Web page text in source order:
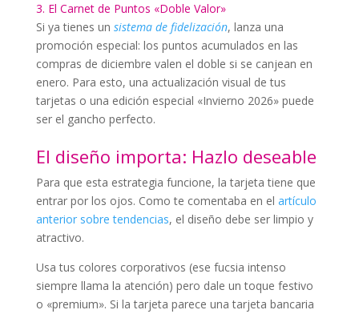
3. El Carnet de Puntos «Doble Valor»
Si ya tienes un sistema de fidelización, lanza una
promoción especial: los puntos acumulados en las
compras de diciembre valen el doble si se canjean en
enero. Para esto, una actualización visual de tus
tarjetas o una edición especial «Invierno 2026» puede
ser el gancho perfecto.
El diseño importa: Hazlo deseable
Para que esta estrategia funcione, la tarjeta tiene que
entrar por los ojos. Como te comentaba en el artículo
anterior sobre tendencias, el diseño debe ser limpio y
atractivo.
Usa tus colores corporativos (ese fucsia intenso
siempre llama la atención) pero dale un toque festivo
o «premium». Si la tarjeta parece una tarjeta bancaria